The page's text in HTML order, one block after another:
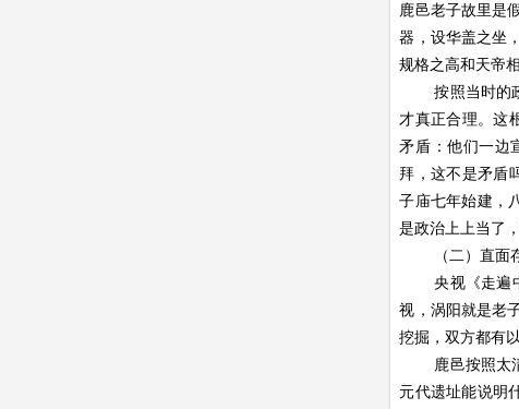
鹿邑老子故里是
器，设华盖之坐
规格之高和天帝相
按照当时的
才真正合理。这
矛盾：他们一边
拜，这不是矛盾
子庙七年始建，
是政治上上当了
（二）直
央视《走遍
视，涡阳就是老
挖掘，双方都有
鹿邑按照太
元代遗址能说明